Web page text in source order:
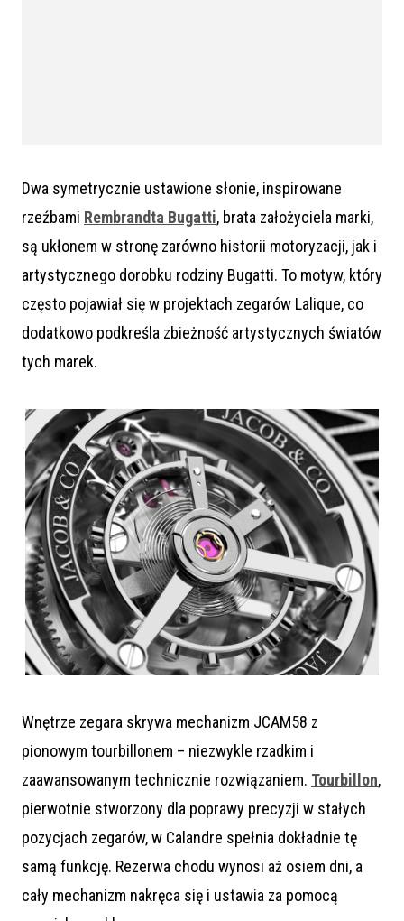
Dwa symetrycznie ustawione słonie, inspirowane
rzeźbami Rembrandta Bugatti, brata założyciela marki,
są ukłonem w stronę zarówno historii motoryzacji, jak i
artystycznego dorobku rodziny Bugatti. To motyw, który
często pojawiał się w projektach zegarów Lalique, co
dodatkowo podkreśla zbieżność artystycznych światów
tych marek.
Wnętrze zegara skrywa mechanizm JCAM58 z
pionowym tourbillonem – niezwykle rzadkim i
zaawansowanym technicznie rozwiązaniem. Tourbillon,
pierwotnie stworzony dla poprawy precyzji w stałych
pozycjach zegarów, w Calandre spełnia dokładnie tę
samą funkcję. Rezerwa chodu wynosi aż osiem dni, a
cały mechanizm nakręca się i ustawia za pomocą